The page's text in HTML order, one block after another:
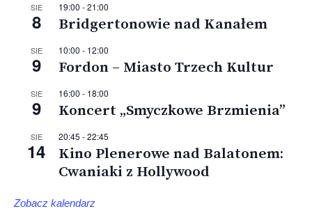
SIE
8
19:00 -21:00
Bridgertonowie nad Kanałem
SIE
9
10:00 - 12:00
Fordon – Miasto Trzech Kultur
SIE
9
16:00 - 18:00
Koncert „Smyczkowe Brzmienia”
SIE
14
20:45 -22:45
Kino Plenerowe nad Balatonem:
Cwaniaki z Hollywood
Zobacz kalendarz